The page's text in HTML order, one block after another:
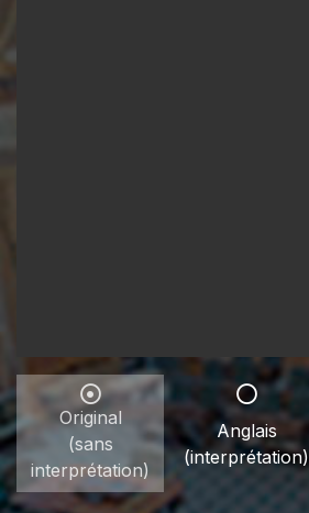
Original
(sans
interprétation)
Anglais
(interprétation)